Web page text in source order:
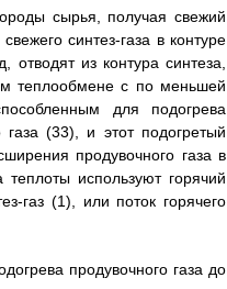
сырья, получая свежий
синтез-газа в контуре
из контура синтеза,
теплообмене с по меньшей
для подогрева
(33), и этот подогретый
продувочного газа в
теплоты используют горячий
газ (1), или поток горячего
продувочного газа до